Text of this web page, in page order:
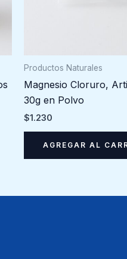
Productos Naturales
Magnesio Cloruro,
30g en Polvo
$1.230
AGREGAR AL